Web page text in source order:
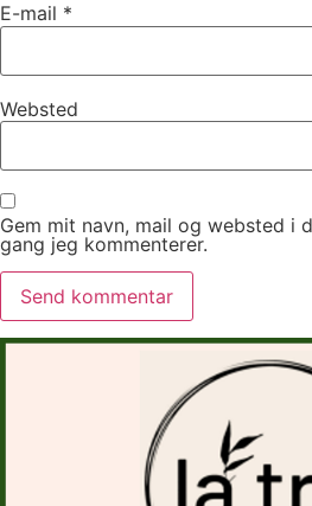
E-mail *
Websted
Gem mit navn, mail og websted i
gang jeg kommenterer.